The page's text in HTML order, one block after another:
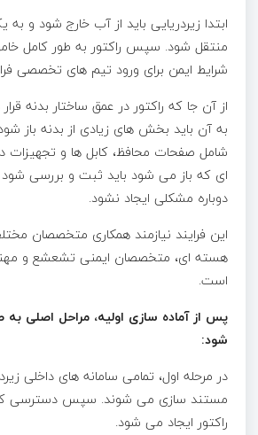
ابتدا زیردریایی باید از آب خارج شود و
منتقل شود. سپس راکتور به طور کامل
شرایط ایمن برای ورود تیم های تخصصی
از آن جا که راکتور در عمق ساختار بدنه
به آن باید بخش های زیادی از بدنه باز
شامل صفحات محافظ، کابل ها و تجهیزات
ای که باز می شود باید ثبت و بررسی شود
دوباره مشکلی ایجاد نشود.
این فرایند نیازمند همکاری متخصصان
هسته ای، متخصصان ایمنی تشعشع و
است.
پس از آماده سازی اولیه، مراحل اصلی
شود:
در مرحله اول، تمامی سامانه های داخلی
مستند سازی می شوند. سپس دسترسی
راکتور ایجاد می شود.